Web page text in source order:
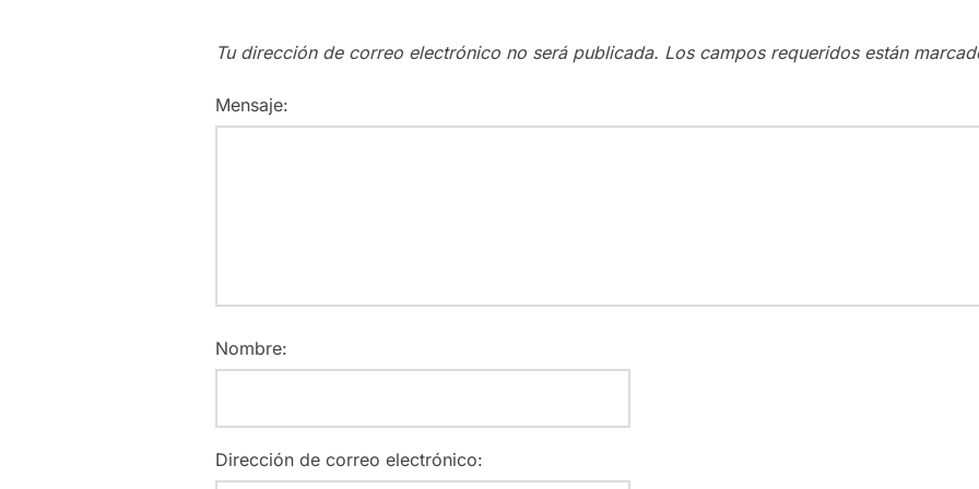
Tu dirección de correo electrónico no será publicada. Los campos requeridos están
Mensaje:
Nombre:
Dirección de correo electrónico: